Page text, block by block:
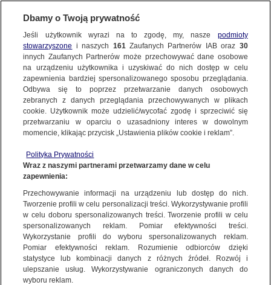
Dbamy o Twoją prywatność
Jeśli użytkownik wyrazi na to zgodę, my, nasze podmioty
stowarzyszone i naszych 161Zaufanych Partnerów IAB oraz 30
innych Zaufanych Partnerów może przechowywać dane osobowe
na urządzeniu użytkownika i uzyskiwać do nich dostęp w celu
zapewnienia bardziej spersonalizowanego sposobu przeglądania.
Odbywa się to poprzez przetwarzanie danych osobowych
zebranych z danych przeglądania przechowywanych w plikach
cookie. Użytkownik może udzielić/wycofać zgodę i sprzeciwić się
przetwarzaniu w oparciu o uzasadniony interes w dowolnym
momencie, klikając przycisk „Ustawienia plików cookie i reklam”.
Polityka Prywatności
Wraz z naszymi partnerami przetwarzamy dane w celu
zapewnienia:
Przechowywanie informacji na urządzeniu lub dostęp do nich.
Tworzenie profili w celu personalizacji treści. Wykorzystywanie profili
w celu doboru spersonalizowanych treści. Tworzenie profili w celu
spersonalizowanych reklam. Pomiar efektywności treści.
Wykorzystanie profili do wyboru spersonalizowanych reklam.
Pomiar efektywności reklam. Rozumienie odbiorców dzięki
statystyce lub kombinacji danych z różnych źródeł. Rozwój i
ulepszanie usług. Wykorzystywanie ograniczonych danych do
wyboru reklam.